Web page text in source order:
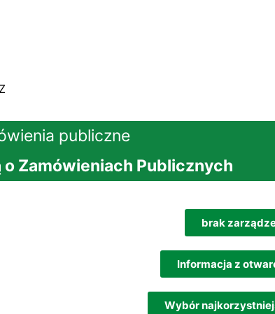
publiczne
Zamówieniach Publicznych
brak
Informacja z
Wybór